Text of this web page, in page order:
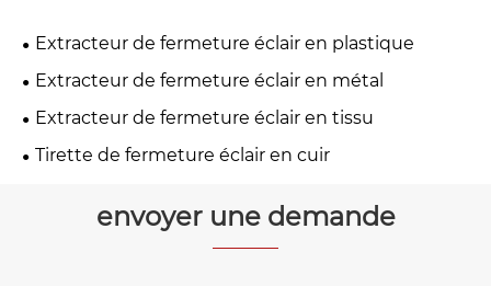
Extracteur de fermeture éclair en plastique
Extracteur de fermeture éclair en métal
Extracteur de fermeture éclair en tissu
Tirette de fermeture éclair en cuir
envoyer une demande